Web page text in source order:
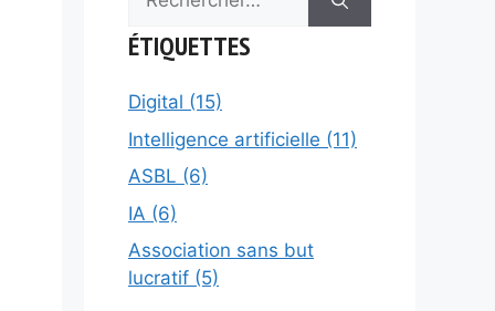
ÉTIQUETTES
Digital (15)
Intelligence artificielle (11)
ASBL (6)
IA (6)
Association sans but
lucratif (5)